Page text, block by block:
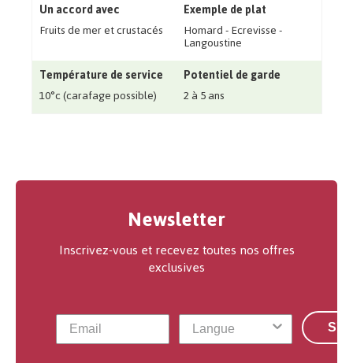
Un accord avec
Fruits de mer et crustacés
Exemple de plat
Homard - Ecrevisse -
Langoustine
Température de service
10°c (carafage possible)
Potentiel de garde
2 à 5 ans
Newsletter
Inscrivez-vous et recevez toutes nos offres
exclusives